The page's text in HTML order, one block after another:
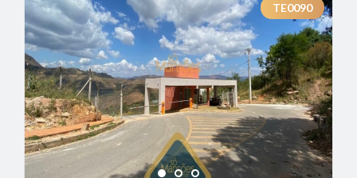
TE0090